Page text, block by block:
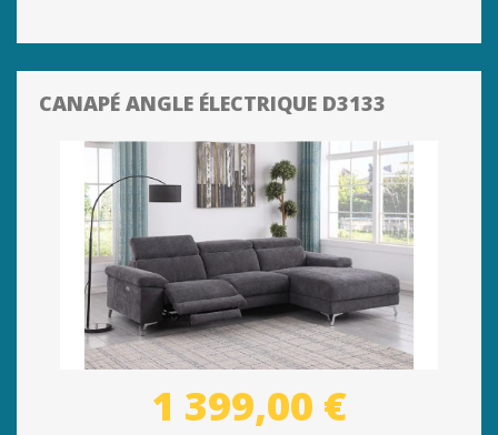
CANAPÉ ANGLE ÉLECTRIQUE D3133
1 399,00 €